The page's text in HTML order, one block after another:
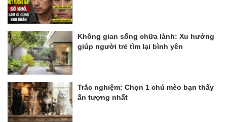
Không gian sống chữa lành: Xu hướng
giúp người trẻ tìm lại bình yên
Trắc nghiệm: Chọn 1 chú mèo bạn thấy
ấn tượng nhất